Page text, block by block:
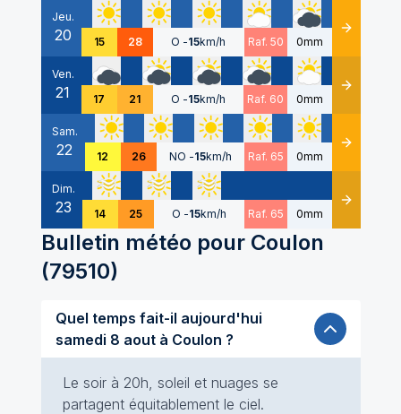
Jeu.
20 15 28 O -15km/h Raf. 50 0mm Détails
Ven.
21 17 21 O -15km/h Raf. 60 0mm Détails
Sam.
22 12 26 NO -15km/h Raf. 65 0mm Détails
Dim.
23 14 25 O -15km/h Raf. 65 0mm Détails
Bulletin météo pour Coulon
(79510)
Quel temps fait-il aujourd'hui
samedi 8 aout à Coulon ?
Le soir à 20h, soleil et nuages se
partagent équitablement le ciel.